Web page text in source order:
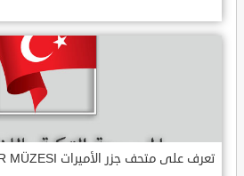
تعرف على متحف جزر الأميرات ADALAR MÜZESI